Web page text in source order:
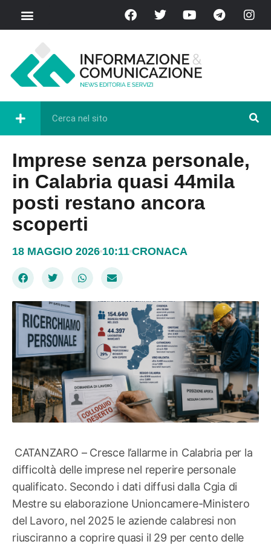
Imprese senza personale,
in Calabria quasi 44mila
posti restano ancora
scoperti
18 MAGGIO 2026 10:11 CRONACA
CATANZARO – Cresce l’allarme in Calabria per la
difficoltà delle imprese nel reperire personale
qualificato. Secondo i dati diffusi dalla Cgia di
Mestre su elaborazione Unioncamere-Ministero
del Lavoro, nel 2025 le aziende calabresi non
riusciranno a coprire quasi il 29 per cento delle